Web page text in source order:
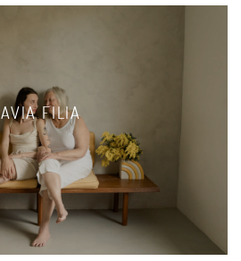
AVIA FILIA